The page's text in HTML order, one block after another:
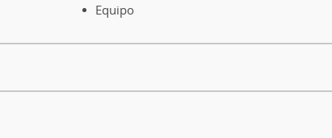
Equipo